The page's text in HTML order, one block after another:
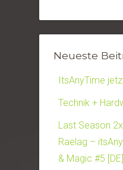
Neueste
ItsAnyTime
Technik +
Last Season
Raelag –
& Magic #5 [DE]